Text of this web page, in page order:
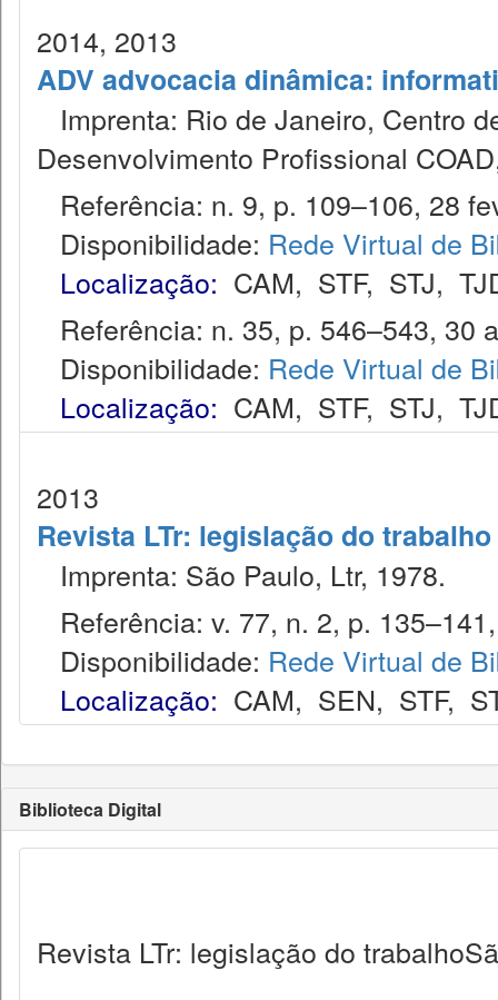
2014, 2013
ADV advocacia dinâmica:
Imprenta: Rio de Janeiro, Centro
Desenvolvimento Profissional
Referência: n. 9, p. 109–106, 28
Disponibilidade: Rede Virtual de
Localização: CAM, STF, STJ,
Referência: n. 35, p. 546–543, 30
Disponibilidade: Rede Virtual de
Localização: CAM, STF, STJ,
2013
Revista LTr: legislação do trabalho
Imprenta: São Paulo, Ltr, 1978.
Referência: v. 77, n. 2, p.
Disponibilidade: Rede Virtual de
Localização: CAM, SEN, STF,
Biblioteca Digital
Revista LTr: legislação do